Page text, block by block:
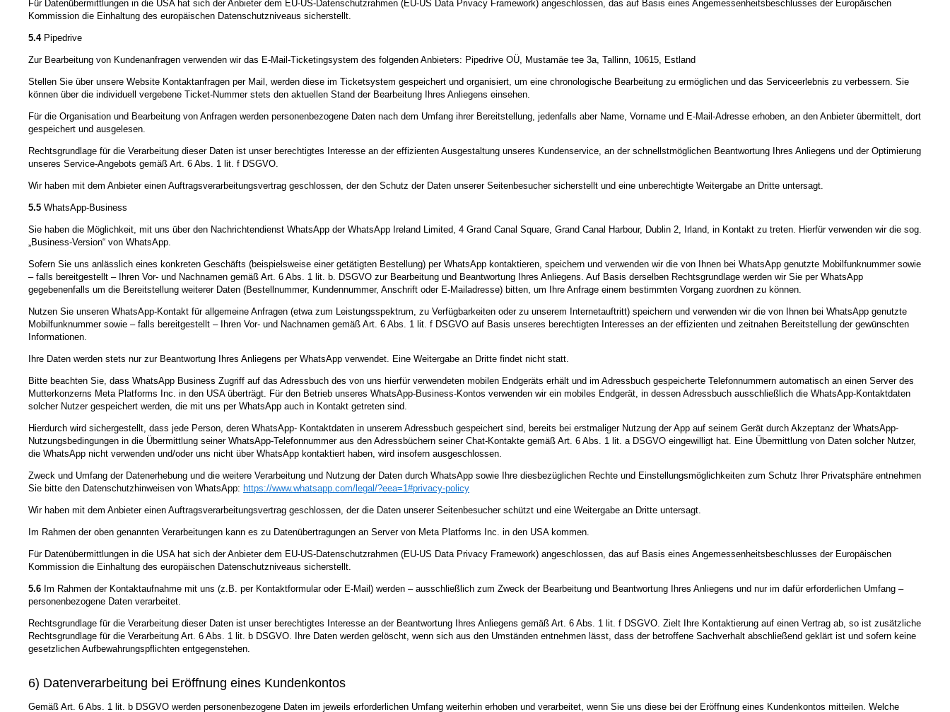
Für Datenübermittlungen in die USA hat sich der Anbieter dem EU-US-Datenschutzrahmen (EU-US Data Privacy Framework) angeschlossen, das auf Basis eines Angemessenheitsbeschlusses der Europäischen
Kommission die Einhaltung des europäischen Datenschutzniveaus sicherstellt.
5.4Pipedrive
Zur Bearbeitung von Kundenanfragen verwenden wir das E-Mail-Ticketingsystem des folgenden Anbieters: Pipedrive OÜ, Mustamäe tee 3a, Tallinn, 10615, Estland
Stellen Sie über unsere Website Kontaktanfragen per Mail, werden diese im Ticketsystem gespeichert und organisiert, um eine chronologische Bearbeitung zu ermöglichen und das Serviceerlebnis zu verbessern. Sie
können über die individuell vergebene Ticket-Nummer stets den aktuellen Stand der Bearbeitung Ihres Anliegens einsehen.
Für die Organisation und Bearbeitung von Anfragen werden personenbezogene Daten nach dem Umfang ihrer Bereitstellung, jedenfalls aber Name, Vorname und E-Mail-Adresse erhoben, an den Anbieter übermittelt, dort
gespeichert und ausgelesen.
Rechtsgrundlage für die Verarbeitung dieser Daten ist unser berechtigtes Interesse an der effizienten Ausgestaltung unseres Kundenservice, an der schnellstmöglichen Beantwortung Ihres Anliegens und der Optimierung
unseres Service-Angebots gemäß Art. 6 Abs. 1 lit. f DSGVO.
Wir haben mit dem Anbieter einen Auftragsverarbeitungsvertrag geschlossen, der den Schutz der Daten unserer Seitenbesucher sicherstellt und eine unberechtigte Weitergabe an Dritte untersagt.
5.5 WhatsApp-Business
Sie haben die Möglichkeit, mit uns über den Nachrichtendienst WhatsApp der WhatsApp Ireland Limited, 4 Grand Canal Square, Grand Canal Harbour, Dublin 2, Irland, in Kontakt zu treten. Hierfür verwenden wir die sog.
„Business-Version“ von WhatsApp.
Sofern Sie uns anlässlich eines konkreten Geschäfts (beispielsweise einer getätigten Bestellung) per WhatsApp kontaktieren, speichern und verwenden wir die von Ihnen bei WhatsApp genutzte Mobilfunknummer sowie
– falls bereitgestellt – Ihren Vor- und Nachnamen gemäß Art. 6 Abs. 1 lit. b. DSGVO zur Bearbeitung und Beantwortung Ihres Anliegens. Auf Basis derselben Rechtsgrundlage werden wir Sie per WhatsApp
gegebenenfalls um die Bereitstellung weiterer Daten (Bestellnummer, Kundennummer, Anschrift oder E-Mailadresse) bitten, um Ihre Anfrage einem bestimmten Vorgang zuordnen zu können.
Nutzen Sie unseren WhatsApp-Kontakt für allgemeine Anfragen (etwa zum Leistungsspektrum, zu Verfügbarkeiten oder zu unserem Internetauftritt) speichern und verwenden wir die von Ihnen bei WhatsApp genutzte
Mobilfunknummer sowie – falls bereitgestellt – Ihren Vor- und Nachnamen gemäß Art. 6 Abs. 1 lit. f DSGVO auf Basis unseres berechtigten Interesses an der effizienten und zeitnahen Bereitstellung der gewünschten
Informationen.
Ihre Daten werden stets nur zur Beantwortung Ihres Anliegens per WhatsApp verwendet. Eine Weitergabe an Dritte findet nicht statt.
Bitte beachten Sie, dass WhatsApp Business Zugriff auf das Adressbuch des von uns hierfür verwendeten mobilen Endgeräts erhält und im Adressbuch gespeicherte Telefonnummern automatisch an einen Server des
Mutterkonzerns Meta Platforms Inc. in den USA überträgt. Für den Betrieb unseres WhatsApp-Business-Kontos verwenden wir ein mobiles Endgerät, in dessen Adressbuch ausschließlich die WhatsApp-Kontaktdaten
solcher Nutzer gespeichert werden, die mit uns per WhatsApp auch in Kontakt getreten sind.
Hierdurch wird sichergestellt, dass jede Person, deren WhatsApp- Kontaktdaten in unserem Adressbuch gespeichert sind, bereits bei erstmaliger Nutzung der App auf seinem Gerät durch Akzeptanz der WhatsApp-
Nutzungsbedingungen in die Übermittlung seiner WhatsApp-Telefonnummer aus den Adressbüchern seiner Chat-Kontakte gemäß Art. 6 Abs. 1 lit. a DSGVO eingewilligt hat. Eine Übermittlung von Daten solcher Nutzer,
die WhatsApp nicht verwenden und/oder uns nicht über WhatsApp kontaktiert haben, wird insofern ausgeschlossen.
Zweck und Umfang der Datenerhebung und die weitere Verarbeitung und Nutzung der Daten durch WhatsApp sowie Ihre diesbezüglichen Rechte und Einstellungsmöglichkeiten zum Schutz Ihrer Privatsphäre entnehmen
Sie bitte den Datenschutzhinweisen von WhatsApp: https://www.whatsapp.com/legal/?eea=1#privacy-policy
Wir haben mit dem Anbieter einen Auftragsverarbeitungsvertrag geschlossen, der die Daten unserer Seitenbesucher schützt und eine Weitergabe an Dritte untersagt.
Im Rahmen der oben genannten Verarbeitungen kann es zu Datenübertragungen an Server von Meta Platforms Inc. in den USA kommen.
Für Datenübermittlungen in die USA hat sich der Anbieter dem EU-US-Datenschutzrahmen (EU-US Data Privacy Framework) angeschlossen, das auf Basis eines Angemessenheitsbeschlusses der Europäischen
Kommission die Einhaltung des europäischen Datenschutzniveaus sicherstellt.
5.6 Im Rahmen der Kontaktaufnahme mit uns (z.B. per Kontaktformular oder E-Mail) werden – ausschließlich zum Zweck der Bearbeitung und Beantwortung Ihres Anliegens und nur im dafür erforderlichen Umfang –
personenbezogene Daten verarbeitet.
Rechtsgrundlage für die Verarbeitung dieser Daten ist unser berechtigtes Interesse an der Beantwortung Ihres Anliegens gemäß Art. 6 Abs. 1 lit. f DSGVO. Zielt Ihre Kontaktierung auf einen Vertrag ab, so ist zusätzliche
Rechtsgrundlage für die Verarbeitung Art. 6 Abs. 1 lit. b DSGVO. Ihre Daten werden gelöscht, wenn sich aus den Umständen entnehmen lässt, dass der betroffene Sachverhalt abschließend geklärt ist und sofern keine
gesetzlichen Aufbewahrungspflichten entgegenstehen.
6) Datenverarbeitung bei Eröffnung eines Kundenkontos
Gemäß Art. 6 Abs. 1 lit. b DSGVO werden personenbezogene Daten im jeweils erforderlichen Umfang weiterhin erhoben und verarbeitet, wenn Sie uns diese bei der Eröffnung eines Kundenkontos mitteilen. Welche